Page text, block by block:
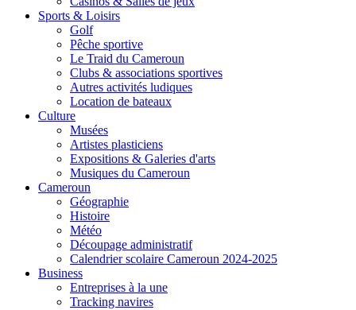
Sports & Loisirs
Golf
Pêche sportive
Le Traid du Cameroun
Clubs & associations sportives
Autres activités ludiques
Location de bateaux
Culture
Musées
Artistes plasticiens
Expositions & Galeries d'arts
Musiques du Cameroun
Cameroun
Géographie
Histoire
Météo
Découpage administratif
Calendrier scolaire Cameroun 2024-2025
Business
Entreprises à la une
Tracking navires